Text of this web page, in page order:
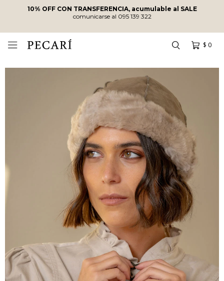
10% OFF CON TRANSFERENCIA, acumulable al SALE
comunicarse al 095 139 322
$ 0
